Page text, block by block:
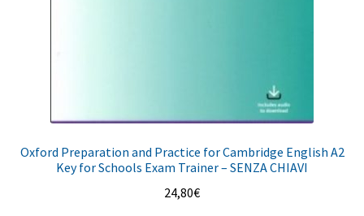
Oxford Preparation and Practice for Cambridge English A2
Key for Schools Exam Trainer – SENZA CHIAVI
24,80€